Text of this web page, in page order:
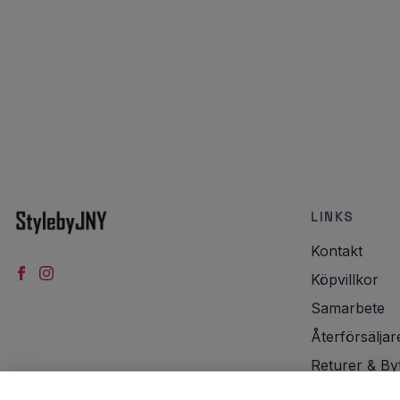
LINKS
Kontakt
Köpvillkor
Samarbete
Returer &